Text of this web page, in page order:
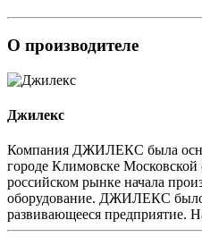
О производителе
Джилекс
Компания ДЖИЛЕКС была
городе Климовске
российском рынке начала
оборудование. ДЖИЛЕКС
развивающееся предприятие.